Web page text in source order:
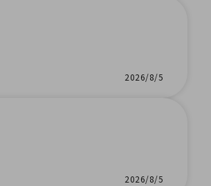
2026/8/5
2026/8/5